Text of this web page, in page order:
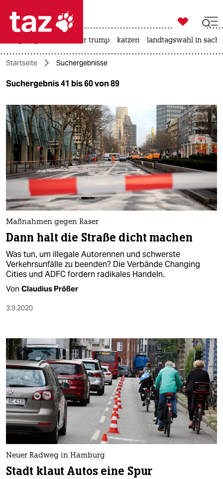
 taz zahl ich
taz zahl ich
themen
politik
öko
gesellschaft
kultur
sport
berlin
wahrheit
verlag
verlag
shop
fragen & hilfe
unterstützen
abo
genossenschaft

taz zahl ich
usa unter trump katzen landtagswahl in
Startseite Suchergebnisse
Suchergebnis 41 bis 60 von 89
Maßnahmen gegen Raser
Dann halt die Straße dicht machen
Was tun, um illegale Autorennen und schwerste
Verkehrsunfälle zu beenden? Die Verbände Changing
Cities und ADFC fordern radikales Handeln.
Von Claudius Prößer
3.9.2020
Neuer Radweg in Hamburg
Stadt klaut Autos eine Spur